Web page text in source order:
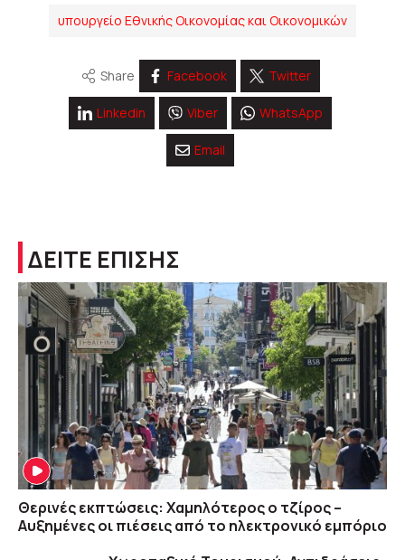
υπουργείο Εθνικής Οικονομίας και Οικονομικών
Share Facebook Twitter
Linkedin Viber WhatsApp
Email
ΔΕΙΤΕ ΕΠΙΣΗΣ
Θερινές εκπτώσεις: Χαμηλότερος ο τζίρος –
Αυξημένες οι πιέσεις από το ηλεκτρονικό εμπόριο